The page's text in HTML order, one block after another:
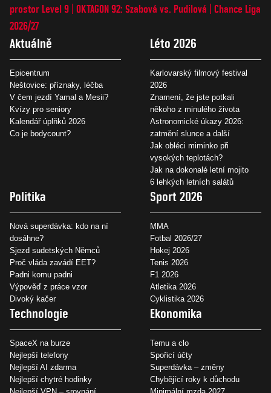
prostor Level 9 OKTAGON 92: Szabová vs. Pudilová
Chance Liga
2026/27
Aktuálně
Epicentrum
Neštovice: příznaky, léčba
V čem jezdí Yamal a Mesii?
Kvízy pro seniory
Kalendář úplňků 2026
Co je bodycount?
Léto 2026
Karlovarský filmový festival
2026
Znamení, že jste potkali
někoho z minulého života
Astronomické úkazy 2026:
zatmění slunce a další
Jak obléci miminko při
vysokých teplotách?
Jak na dokonalé letní mojito
6 lehkých letních salátů
Politika
Nová superdávka: kdo na ní
dosáhne?
Sjezd sudetských Němců
Proč vláda zavádí EET?
Padni komu padni
Výpověď z práce vzor
Divoký kačer
Sport 2026
MMA
Fotbal 2026/27
Hokej 2026
Tenis 2026
F1 2026
Atletika 2026
Cyklistika 2026
Technologie
SpaceX na burze
Nejlepší telefony
Nejlepší AI zdarma
Nejlepší chytré hodinky
Ekonomika
Temu a clo
Spořicí účty
Superdávka – změny
Chybějící roky k důchodu